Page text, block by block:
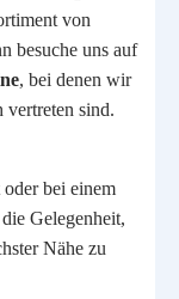
von
besuche uns auf
, bei denen wir
sind.
oder bei einem
Gelegenheit,
Nähe zu